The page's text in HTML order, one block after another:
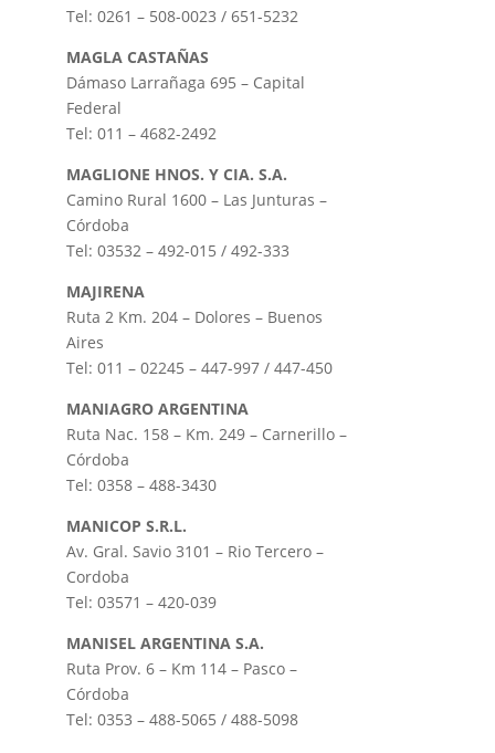
Tel: 0261 – 508-0023 / 651-5232
MAGLA CASTAÑAS
Dámaso Larrañaga 695 – Capital
Federal
Tel: 011 – 4682-2492
MAGLIONE HNOS. Y CIA. S.A.
Camino Rural 1600 – Las Junturas –
Córdoba
Tel: 03532 – 492-015 / 492-333
MAJIRENA
Ruta 2 Km. 204 – Dolores – Buenos
Aires
Tel: 011 – 02245 – 447-997 / 447-450
MANIAGRO ARGENTINA
Ruta Nac. 158 – Km. 249 – Carnerillo –
Córdoba
Tel: 0358 – 488-3430
MANICOP S.R.L.
Av. Gral. Savio 3101 – Rio Tercero –
Cordoba
Tel: 03571 – 420-039
MANISEL ARGENTINA S.A.
Ruta Prov. 6 – Km 114 – Pasco –
Córdoba
Tel: 0353 – 488-5065 / 488-5098